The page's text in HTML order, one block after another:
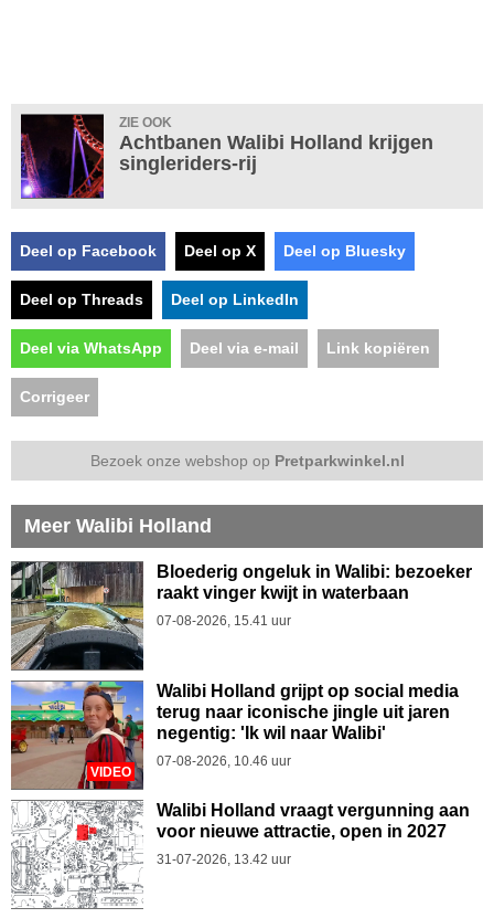
ZIE OOK
Achtbanen Walibi Holland krijgen
singleriders-rij
Deel op Facebook Deel op X Deel op Bluesky
Deel op Threads Deel op LinkedIn
Deel via WhatsApp Deel via e-mail Link kopiëren
Corrigeer
Bezoek onze webshop op Pretparkwinkel.nl
Meer Walibi Holland
Bloederig ongeluk in Walibi: bezoeker
raakt vinger kwijt in waterbaan
07-08-2026, 15.41 uur
VIDEO
Walibi Holland grijpt op social media
terug naar iconische jingle uit jaren
negentig: 'Ik wil naar Walibi'
07-08-2026, 10.46 uur
Walibi Holland vraagt vergunning aan
voor nieuwe attractie, open in 2027
31-07-2026, 13.42 uur